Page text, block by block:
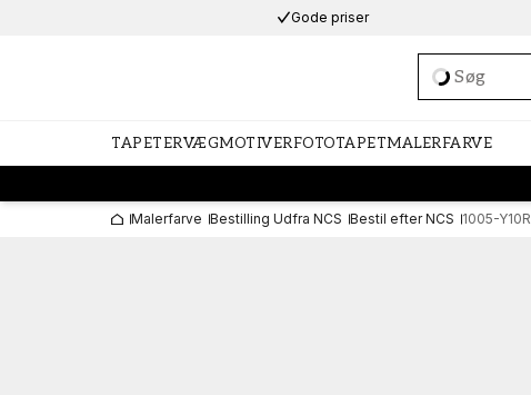
Gode priser
Loading…
TAPETERVÆGMOTIVERFOTOTAPETMALERFARVE
Malerfarve Bestilling Udfra NCS Bestil efter NCS 1005-Y10R